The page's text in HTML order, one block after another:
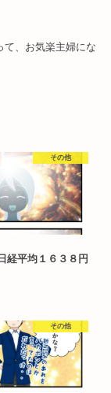
て、お気楽主婦にな
その他
経平均１６３８円
その他